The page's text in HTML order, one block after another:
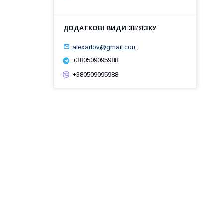
alexartov@gmail.com
+380509095988
+380509095988